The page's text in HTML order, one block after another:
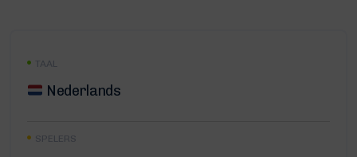
TAAL
Nederlands
SPELERS